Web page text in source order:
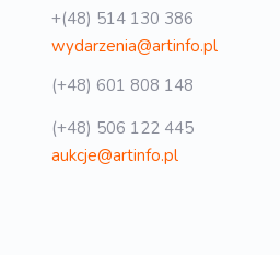
+(48) 514 130 386
wydarzenia@artinfo.pl
(+48) 601 808 148
(+48) 506 122 445
aukcje@artinfo.pl